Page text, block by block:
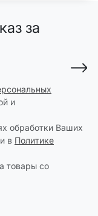
за
и
обработки Ваших
в Политике
товары со